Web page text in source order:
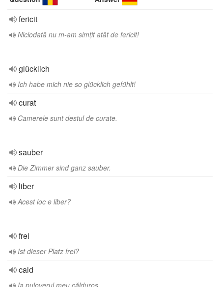
fericit
Niciodată nu m-am simțit atât de fericit!
glücklich
Ich habe mich nie so glücklich gefühlt!
curat
Camerele sunt destul de curate.
sauber
Die Zimmer sind ganz sauber.
liber
Acest loc e liber?
frei
Ist dieser Platz frei?
cald
Ia puloverul meu călduros.